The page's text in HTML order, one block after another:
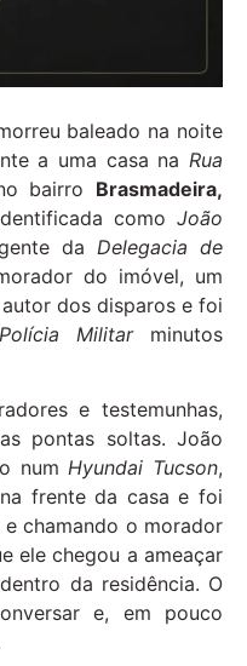
baleado na noite
a uma casa na Rua
bairro Brasmadeira,
comoJoão
da Delegacia de
do imóvel, um
dos disparos e foi
Polícia Militarminutos
e testemunhas,
pontas soltas. João
numHyundai Tucson,
frente da casa e foi
chamando o morador
ele chegou a ameaçar
da residência. O
e, em pouco